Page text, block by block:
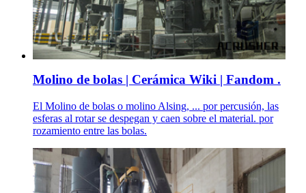
Molino de bolas | Cerámica Wiki | Fandom .
El Molino de bolas o molino Alsing, ... por percusión, las
esferas al rotar se despegan y caen sobre el material. por
rozamiento entre las bolas.